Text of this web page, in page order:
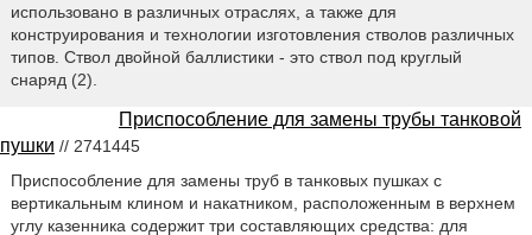
использовано в различных отраслях, а также для
конструирования и технологии изготовления стволов различных
типов. Ствол двойной баллистики - это ствол под круглый
снаряд (2).
Приспособление для замены трубы танковой
пушки // 2741445
Приспособление для замены труб в танковых пушках с
вертикальным клином и накатником, расположенным в верхнем
углу казенника содержит три составляющих средства: для